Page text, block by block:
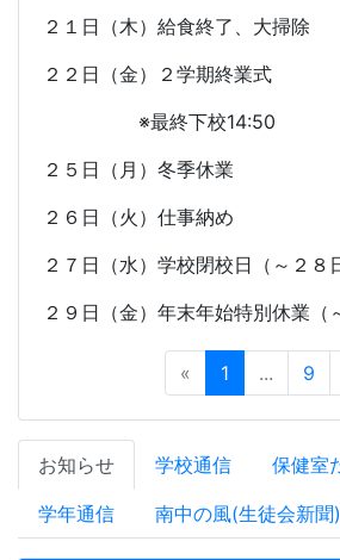
２１日（木）給食終了、大掃除
２２日（金）２学期終業式
※最終下校14:50
２５日（月）冬季休業
２６日（火）仕事納め
２７日（水）学校閉校日（～２８
２９日（金）年末年始特別休業（
« 1 ... 9
お知らせ 学校通信 保健室
学年通信 南中の風(生徒会新聞)